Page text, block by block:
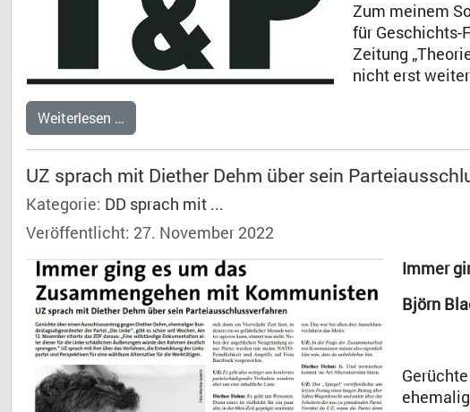
Zum meinem
für Geschichts-
Zeitung
nicht erst
Weiterlesen …
UZ sprach mit Diether Dehm über sein
Kategorie: DD sprach mit ...
Veröffentlicht: 27. November 2022
Immer
Björn